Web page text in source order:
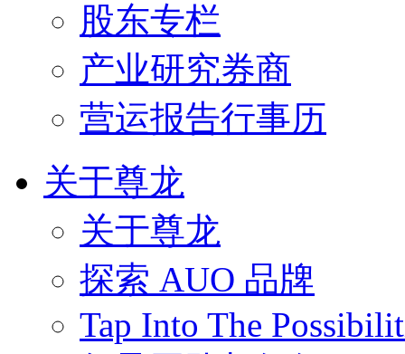
股东专栏
产业研究券商
营运报告行事历
关于尊龙
关于尊龙
探索 AUO 品牌
Tap Into The